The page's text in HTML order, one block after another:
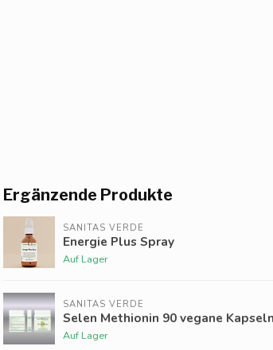
Ergänzende Produkte
SANITAS VERDE
Energie Plus Spray
Auf Lager
SANITAS VERDE
Selen Methionin 90 vegane Kapseln
Auf Lager